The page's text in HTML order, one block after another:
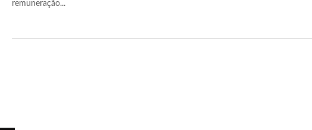
remuneração...